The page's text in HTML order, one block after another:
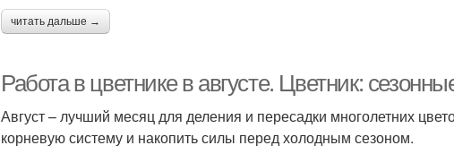
читать дальше →
Работа в цветнике в августе. Цветник:
Август – лучший месяц для деления и пересадки многолетних
корневую систему и накопить силы перед холодным сезоном.